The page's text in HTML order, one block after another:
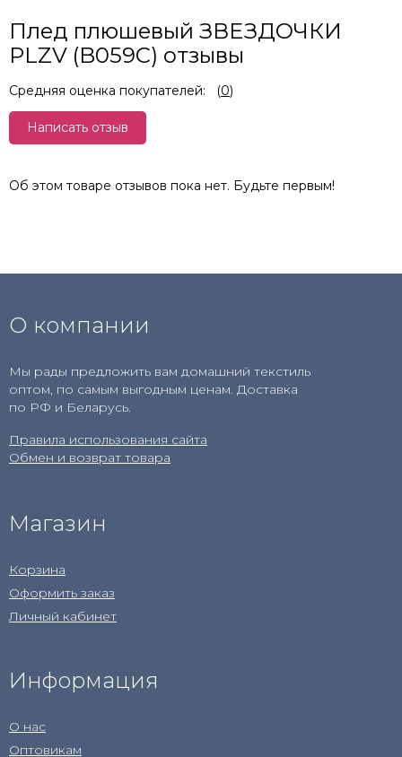
Плед плюшевый ЗВЕЗДОЧКИ
PLZV (B059C) отзывы
Средняя оценка покупателей: (0)
Написать отзыв
Об этом товаре отзывов пока нет. Будьте первым!
О компании
Мы рады предложить вам домашний текстиль
оптом, по самым выгодным ценам. Доставка
по РФ и Беларусь.
Правила использования сайта
Обмен и возврат товара
Магазин
Корзина
Оформить заказ
Личный кабинет
Информация
О нас
Оптовикам